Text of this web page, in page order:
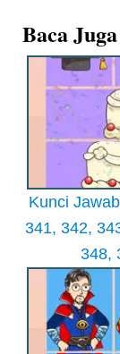
Baca Juga
Kunci
341, 342,
348,